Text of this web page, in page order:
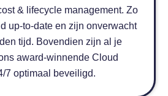
& lifecycle management. Zo
up-to-date en zijn onverwacht
tijd. Bovendien zijn al je
award-winnende Cloud
7 optimaal beveiligd.